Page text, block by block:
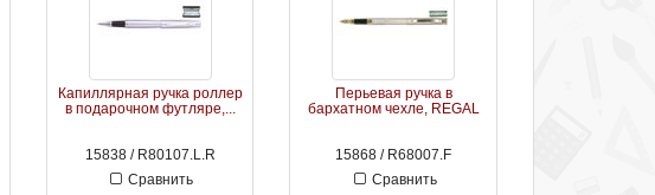
Капиллярная ручка роллер
в подарочном футляре,...
15838 / R80107.L.R
Сравнить
Перьевая ручка в
бархатном чехле, REGAL
15868 / R68007.F
Сравнить